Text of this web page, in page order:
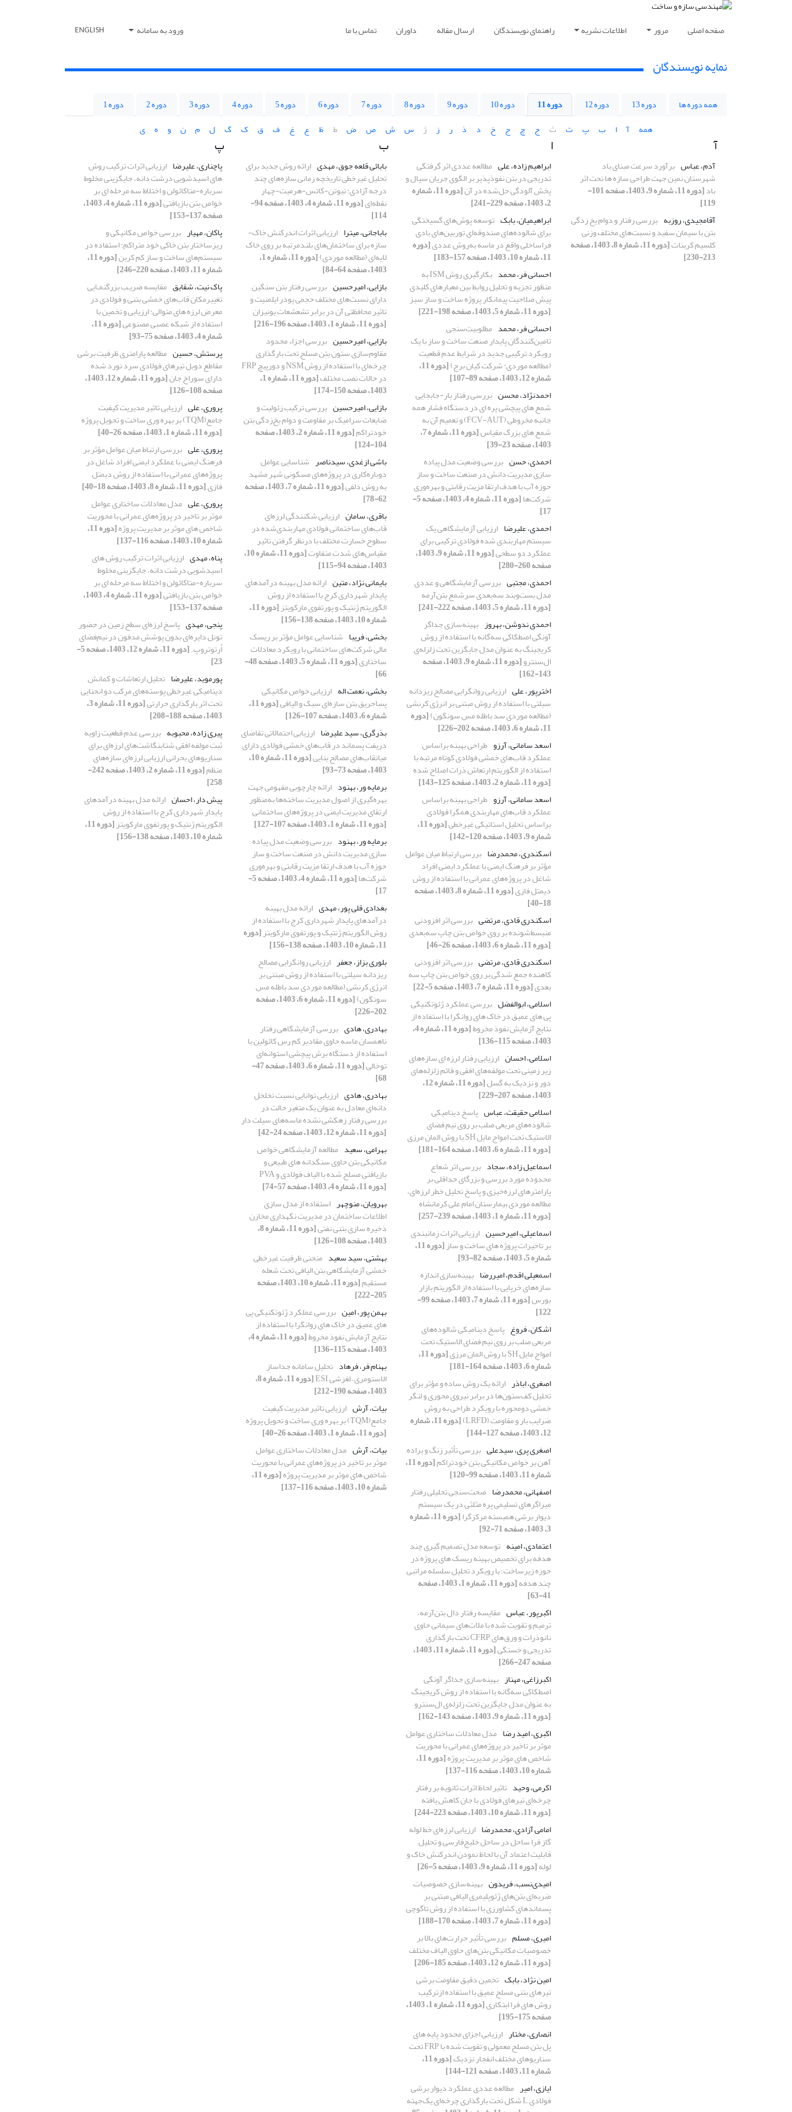
صفحه اصلی مرور اطلاعات نشریه راهنمای نویسندگان ارسال مقاله داوران تماس با ما ورود به سامانه ENGLISH
نمایه نویسندگان
همه دوره ها دوره 13 دوره 12 دوره 11 دوره 10 دوره 9 دوره 8 دوره 7 دوره 6 دوره 5 دوره 4 دوره 3 دوره 2
دوره 1
همه
آ ا ب پ ت ث ج چ ح خ د ذ ر ز ژ س ش ص ض ط ظ ع غ ف ق ک گ ل م ن و ه ی
آ
آدم، عباس برآورد سرعت مبنای باد
شهرستان نمین جهت طراحی سازه ها تحت اثر
باد [دوره 11، شماره 9، 1403، صفحه 101-
119]
آقامجیدی، روزبه بررسی رفتار و دوام یخ زدگی
بتن با سیمان سفید و نسبت‌های مختلف وزنی
کلسیم کربنات [دوره 11، شماره 8، 1403، صفحه
213-230]
ا
ابراهیم زاده، علی مطالعه عددی اثر گرفتگی
تدریجی در بتن نفوذپذیر بر الگوی جریان سیال و
پخش آلودگی حل‌شده در آن [دوره 11، شماره
2، 1403، صفحه 229-241]
ابراهیمیان، بابک توسعه پوش‌های گسیختگی
برای شالوده‌های صندوقه‌ای توربین‌های بادی
فراساحلی واقع در ماسه به‌روش عددی[دوره
11، شماره 10، 1403، صفحه 157-183]
احسانی فر، محمد
بکارگیری روش ISM به
منظور تجزیه و تحلیل روابط بین معیارهای کلیدی
پیش صلاحیت پیمانکار پروژه ساخت و ساز سبز
[دوره 11، شماره 5، 1403، صفحه 198-221]
احسانی فر، محمد مطلوبیت‌سنجی
تامین‌کنندگان پایدار صنعت ساخت و ساز با یک
رویکرد ترکیبی جدید در شرایط عدم قطعیت
(مطالعه موردی: شرکت کیان برج) [دوره 11،
شماره 12، 1403، صفحه 89-107]
احمدنژاد، محسن بررسی رفتار بار-جابجایی
شمع های پیچشی پره ای در دستگاه فشار همه
جانبه مخروطی (FCV-AUT) و تعمیم آن به
شمع های بزرگ مقیاس [دوره 11، شماره 7،
1403، صفحه 23-39]
احمدی، حسن بررسی وضعیت مدل پیاده
سازی مدیریت دانش در صنعت ساخت و ساز
حوزه آب با هدف ارتقا مزیت رقابتی و بهره‌وری
شرکت‌ها [دوره 11، شماره 4، 1403، صفحه 5-
17]
احمدی، علیرضا ارزیابی آزمایشگاهی یک
سیستم مهاربندی شده فولادی ترکیبی برای
عملکرد دو سطحی [دوره 11، شماره 9، 1403،
صفحه 260-280]
احمدی، مجتبی بررسی آزمایشگاهی و عددی
مدل بست‌وبند سه‌بعدی سرشمع بتن‌آرمه
[دوره 11، شماره 5، 1403، صفحه 222-241]
احمدی ندوشن، بهروز بهینه‌سازی جداگر
آونگی اصطکاکی سه‌گانه با استفاده از روش
کریجینگ به عنوان مدل جایگزین تحت زلزله‌ی
ال‌سنترو [دوره 11، شماره 9، 1403، صفحه
143-162]
اخترپور، علی ارزیابی روانگرایی مصالح ریزدانه
سیلتی با استفاده از روش مبتنی بر انرژی کرنشی
(مطالعه موردی سد باطله مس سونگون)[دوره
11، شماره 6، 1403، صفحه 202-226]
اسعد سامانی، آرزو طراحی بهینه براساس
عملکرد قاب‌های خمشی فولادی کوتاه مرتبه با
استفاده از الگوریتم ارتعاش ذرات اصلاح شده
[دوره 11، شماره 2، 1403، صفحه 125-143]
اسعد سامانی، آرزو طراحی بهینه براساس
عملکرد قاب‌های مهاربندی همگرا فولادی
براساس تحلیل استاتیکی غیرخطی [دوره 11،
شماره 9، 1403، صفحه 120-142]
اسکندری، محمدرضا بررسی ارتباط میان عوامل
مؤثر بر فرهنگ ایمنی با عملکرد ایمنی افراد
شاغل در پروژه‌های عمرانی با استفاده از روش
دیمتل فازی [دوره 11، شماره 8، 1403، صفحه
18-40]
اسکندری قادی، مرتضی بررسی اثر افزودنی
منبسط‌شونده بر روی خواص بتن چاپ سه‌بعدی
[دوره 11، شماره 6، 1403، صفحه 26-46]
اسکندری قادی، مرتضی بررسی اثر افزودنی
کاهنده جمع شدگی بر روی خواص بتن چاپ سه
بعدی[دوره 11، شماره 7، 1403، صفحه 5-22]
اسلامی، ابوالفضل بررسی عملکرد ژئوتکنیکی
پی های عمیق در خاک های روانگرا با استفاده از
نتایج آزمایش نفوذ مخروط [دوره 11، شماره 4،
1403، صفحه 115-136]
اسلامی، احسان ارزیابی رفتار لرزه ای سازه‌های
زیر زمینی تحت مولفه‌های افقی و قائم زلزله‌های
دور و نزدیک به گسل [دوره 11، شماره 12،
1403، صفحه 207-229]
اسلامی حقیقت، عباس پاسخ دینامیکی
شالوده‌های مربعی صلب بر روی نیم فضای
الاستیک تحت امواج مایل SH با روش المان مرزی
[دوره 11، شماره 6، 1403، صفحه 164-181]
اسماعیل زاده، سجاد بررسی اثر شعاع
محدوده مورد بررسی و بزرگای حداقلی بر
پارامترهای لرزه‌خیزی و پاسخ تحلیل خطر لرزه‌ای،
مطالعه موردی بیمارستان امام علی کرمانشاه
[دوره 11، شماره 1، 1403، صفحه 239-257]
اسماعیلی، امیرحسین ارزیابی اثرات زمانبندی
بر تاخیرات پروژه های ساخت و ساز [دوره 11،
شماره 5، 1403، صفحه 82-93]
اسمعیلی اقدم، امیررضا بهینه‌سازی اندازه
سازه‌های خرپایی با استفاده از الگوریتم بازار
بورس [دوره 11، شماره 7، 1403، صفحه 99-
122]
اشکان، فروغ پاسخ دینامیکی شالوده‌های
مربعی صلب بر روی نیم فضای الاستیک تحت
امواج مایل SH با روش المان مرزی [دوره 11،
شماره 6، 1403، صفحه 164-181]
اصغری، اباذر ارائه یک روش ساده و مؤثر برای
تحلیل کف‌ستون‌ها در برابر نیروی محوری و لنگر‌
خمشی دومحوره با رویکرد طراحی به روش
ضرایب بار و مقاومت (LRFD) [دوره 11، شماره
12، 1403، صفحه 127-144]
اصغری پری، سیدعلی بررسی تأثیر زنگ و براده
آهن بر خواص مکانیکی بتن خودتراکم [دوره 11،
شماره 11، 1403، صفحه 99-120]
اصفهانی، محمدرضا صحت‌سنجی تحلیلی رفتار
میراگرهای تسلیمی پره مثلثی در یک سیستم
دیوار برشی همبسته مرکزگرا [دوره 11، شماره
3، 1403، صفحه 71-92]
اعتمادی، امینه توسعه مدل تصمیم گیری چند
هدفه برای تخصیص بهینه ریسک های پروژه در
حوزه ‏زیرساخت؛ با رویکرد تحلیل سلسله مراتبی
چند هدفه [دوره 11، شماره 1، 1403، صفحه
41-63]
اکبرپور، عباس مقایسه رفتار دال بتن‌آرمه،
ترمیم و تقویت‌‌‌ شده ‌‌با ملات‌های ‌‌سیمانی حاوی
نانوذرات و ورق‌های CFRP تحت بارگذاری
تدریجی و خستگی [دوره 11، شماره 11، 1403،
صفحه 247-266]
اکبرزاغی، مهناز بهینه‌سازی جداگر آونگی
اصطکاکی سه‌گانه با استفاده از روش کریجینگ
به عنوان مدل جایگزین تحت زلزله‌ی ال‌سنترو
[دوره 11، شماره 9، 1403، صفحه 143-162]
اکبری، امید رضا مدل معادلات ساختاری عوامل
موثر بر تاخیر در پروژه‌های عمرانی با محوریت
شاخص های موثر بر مدیریت پروژه [دوره 11،
شماره 10، 1403، صفحه 116-137]
اکرمی، وحید تاثیر لحاظ اثرات ثانویه بر رفتار
چرخه‌ای تیرهای فولادی با جان کاهش یافته
[دوره 11، شماره 10، 1403، صفحه 223-244]
امامی آزادی، محمدرضا ارزیابی لرزه‌ای خط لوله
گاز فرا ساحل در ساحل خلیج‌فارسی و تحلیل
قابلیت اعتماد آن با لحاظ نمودن اندرکنش خاک و
لوله[دوره 11، شماره 9، 1403، صفحه 5-26]
امیدی‌نسب، فریدون بهینه‌سازی خصوصیات
ضربه‌ای بتن‌های ژئوپلیمری الیافی مبتنی بر
پسماندهای کشاورزی با استفاده از روش تاگوچی
[دوره 11، شماره 7، 1403، صفحه 170-188]
امیری، مسلم بررسی تأثیر حرارت‌های بالا بر
خصوصیات مکانیکی بتن‌های حاوی الیاف مختلف
[دوره 11، شماره 12، 1403، صفحه 185-206]
امین نژاد، بابک تخمین دقیق مقاومت برشی
تیرهای بتنی مسلح عمیق با استفاده ازترکیب
روش های فرا ابتکاری [دوره 11، شماره 1، 1403،
صفحه 175-195]
انصاری، مختار ارزیابی اجزای محدود پایه های
پل بتن مسلح معمولی و تقویت شده با FRP تحت
سناریوهای مختلف انفجار نزدیک [دوره 11،
شماره 11، 1403، صفحه 121-144]
ایازی، امیر مطالعه عددی عملکرد دیوار برشی
فولادی L شکل تحت بارگذاری چرخه‌ای یک‌جهته
ب
بابائی قلعه جوق، مهدی ارائه روش جدید برای
تحلیل غیرخطی تاریخچه زمانی سازه‌های چند
درجه آزادی: نیوتن-کاتس-هرمیت-چهار
نقطه‌ای [دوره 11، شماره 4، 1403، صفحه 94-
114]
باباجانی، میترا ارزیابی اثرات اندرکنش خاک-
سازه برای ساختمان‌های بلند‌مرتبه بر روی خاک
لایه‌ای (مطالعه موردی) [دوره 11، شماره 1،
1403، صفحه 64-84]
بازایی، امیرحسین بررسی رفتار بتن سنگین
دارای نسبت‌های مختلف حجمی ‌پودر ایلمنیت و
تاثیر محافظتی آن در برابر تشعشعات یونیزان
[دوره 11، شماره 1، 1403، صفحه 196-216]
بازایی، امیرحسین بررسی اجزاء محدود
مقاوم‌سازی ستون بتن مسلح تحت بارگذاری
چرخه‌ای با استفاده از روش NSM و دورپیچ FRP
در حالات نصب مختلف [دوره 11، شماره 1،
1403، صفحه 150-174]
بازایی، امیرحسین بررسی ترکیب زئولیت و
ضایعات سرامیک بر مقاومت و دوام یخ‌زدگی بتن
خودتراکم [دوره 11، شماره 2، 1403، صفحه
104-124]
باشی ازغدی، سیدناصر شناسایی عوامل
دوباره‌کاری در پروژه‌های مسکونی شهر مشهد
به روش دلفی [دوره 11، شماره 7، 1403، صفحه
62-78]
باقری، سامان ارزیابی شکنندگی لرزه‌ای
قاب‌های ساختمانی فولادی مهاربندی‌شده در
سطوح خسارت مختلف با درنظر گرفتن تاثیر
مقیاس‌های شدت متفاوت [دوره 11، شماره 10،
1403، صفحه 94-115]
بایمانی نژاد، متین ارائه مدل بهینه درآمدهای
پایدار شهرداری کرج با استفاده از روش
الگوریتم ژنتیک و پورتفوی مارکویتز [دوره 11،
شماره 10، 1403، صفحه 138-156]
بخشی، فریبا شناسایی عوامل مؤثر بر ریسک
مالی شرکت‌های ساختمانی با رویکرد معادلات
ساختاری [دوره 11، شماره 5، 1403، صفحه 48-
66]
بخشی، نعمت اله ارزیابی خواص مکانیکی
پسا‌حریق بتن سازه‌ای سبک و الیافی [دوره 11،
شماره 6، 1403، صفحه 107-126]
بذرگری، سید علیرضا ارزیابی احتمالاتی تقاضای
دریفت پسماند در قاب‌های خمشی فولادی دارای
میانقاب‌های مصالح بنایی [دوره 11، شماره 10،
1403، صفحه 73-93]
برمایه ور، بهنود ارائه چارچوبی مفهومی جهت
بهره‌گیری از اصول مدیریت ساخته‌ها به‌منظور
ارتقای مدیریت ایمنی در پروژه‌های ساختمانی
[دوره 11، شماره 1، 1403، صفحه 107-127]
برمایه ور، بهنود بررسی وضعیت مدل پیاده
سازی مدیریت دانش در صنعت ساخت و ساز
حوزه آب با هدف ارتقا مزیت رقابتی و بهره‌وری
شرکت‌ها [دوره 11، شماره 4، 1403، صفحه 5-
17]
بغدادی قلی پور، مهدی ارائه مدل بهینه
درآمدهای پایدار شهرداری کرج با استفاده از
روش الگوریتم ژنتیک و پورتفوی مارکویتز[دوره
11، شماره 10، 1403، صفحه 138-156]
بلوری بزاز، جعفر ارزیابی روانگرایی مصالح
ریزدانه سیلتی با استفاده از روش مبتنی بر
انرژی کرنشی (مطالعه موردی سد باطله مس
سونگون) [دوره 11، شماره 6، 1403، صفحه
202-226]
بهادری، هادی بررسی آزمایشگاهی رفتار
ناهمسان ماسه حاوی مقادیر کم رس کائولین با
استفاده از دستگاه برش پیچشی استوانه‌ای
توخالی [دوره 11، شماره 6، 1403، صفحه 47-
68]
بهادری، هادی ارزیابی توانایی نسبت تخلخل
دانه‌ای معادل به عنوان یک متغیر حالت در
بررسی رفتار زهکشی نشده ماسه‌های سیلت دار
[دوره 11، شماره 12، 1403، صفحه 24-42]
بهرامی، سعید مطالعه آزمایشگاهی خواص
مکانیکی بتن حاوی سنگدانه های طبیعی و
بازیافتی مسلح شده با الیاف فولادی و PVA
[دوره 11، شماره 4، 1403، صفحه 57-74]
بهرویان، منوچهر استفاده از مدل سازی
اطلاعات ساختمان در مدیریت نگهداری مخازن
ذخیره سازی بتنی نفتی [دوره 11، شماره 8،
1403، صفحه 108-126]
بهشتی، سید سعید منحنی ظرفیت غیرخطی
خمشی آزمایشگاهی بتن الیافی تحت شعله
مستقیم [دوره 11، شماره 10، 1403، صفحه
205-222]
بهمن پور، امین بررسی عملکرد ژئوتکنیکی پی
های عمیق در خاک های روانگرا با استفاده از
نتایج آزمایش نفوذ مخروط [دوره 11، شماره 4،
1403، صفحه 115-136]
بهنام فر، فرهاد تحلیل سامانه جداساز
الاستومری – لغزشی ESI [دوره 11، شماره 8،
1403، صفحه 190-212]
بیات، آرش ارزیابی تاثیر مدیریت کیفیت
جامع(TQM) بر بهره وری ساخت و تحویل پروژه
[دوره 11، شماره 1، 1403، صفحه 26-40]
بیات، آرش مدل معادلات ساختاری عوامل
موثر بر تاخیر در پروژه‌های عمرانی با محوریت
شاخص های موثر بر مدیریت پروژه [دوره 11،
شماره 10، 1403، صفحه 116-137]
پ
پاچناری، علیرضا ارزیابی اثرات ترکیب روش
های اسیدشویی درشت دانه، جایگزینی مخلوط
سرباره-متاکائولن و اختلاط سه مرحله ای بر
خواص بتن بازیافتی [دوره 11، شماره 4، 1403،
صفحه 137-153]
پاکان، مهیار بررسی خواص مکانیکی و
ریزساختار بتن خاکی خود متراکم: استفاده در
سیستم‌های ساخت و ساز کم کربن [دوره 11،
شماره 11، 1403، صفحه 220-246]
پاک نیت، شقایق مقایسه ضریـب بزرگنمـایی
تغییرمکان قاب‌های خمشی بتنی و فولادی در
معرض لرزه های متوالی: ارزیابی و تخمین با
استفاده از شبکه عصبی مصنوعی [دوره 11،
شماره 4، 1403، صفحه 75-93]
پرستش، حسین مطالعه پارامتری ظرفیت برشی
مقاطع دوبل تیرهای فولادی سرد نورد شده
دارای سوراخ جان [دوره 11، شماره 12، 1403،
صفحه 108-126]
پروری، علی ارزیابی تاثیر مدیریت کیفیت
جامع(TQM) بر بهره وری ساخت و تحویل پروژه
[دوره 11، شماره 1، 1403، صفحه 26-40]
پروری، علی بررسی ارتباط میان عوامل مؤثر بر
فرهنگ ایمنی با عملکرد ایمنی افراد شاغل در
پروژه‌های عمرانی با استفاده از روش دیمتل
فازی[دوره 11، شماره 8، 1403، صفحه 18-40]
پروری، علی مدل معادلات ساختاری عوامل
موثر بر تاخیر در پروژه‌های عمرانی با محوریت
شاخص های موثر بر مدیریت پروژه [دوره 11،
شماره 10، 1403، صفحه 116-137]
پناه، مهدی ارزیابی اثرات ترکیب روش های
اسیدشویی درشت دانه، جایگزینی مخلوط
سرباره-متاکائولن و اختلاط سه مرحله ای بر
خواص بتن بازیافتی [دوره 11، شماره 4، 1403،
صفحه 137-153]
پنجی، مهدی پاسخ لرزه‌ای سطح زمین در حضور
تونل دایره‌ای بدون پوشش مدفون در نیم‌فضای
اُرتوتروپ. [دوره 11، شماره 12، 1403، صفحه 5-
23]
پورموید، علیرضا تحلیل ارتعاشات و کمانش
دینامیکی غیرخطی پوسته‌های مرکب دو انحنایی
تحت اثر بارگذاری حرارتی [دوره 11، شماره 3،
1403، صفحه 188-208]
پیری زاده، محبوبه بررسی عدم قطعیت زاویه
ثبت مولفه افقی شتابنگاشت‌های لرزه‌ای برای
سناریوهای بحرانی ارزیابی لرزه‌ای سازه‌های
منظم [دوره 11، شماره 2، 1403، صفحه 242-
258]
پیش دار، احسان ارائه مدل بهینه درآمدهای
پایدار شهرداری کرج با استفاده از روش
الگوریتم ژنتیک و پورتفوی مارکویتز [دوره 11،
شماره 10، 1403، صفحه 138-156]